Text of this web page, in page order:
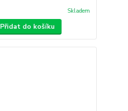
Skladem
Přidat do košíku